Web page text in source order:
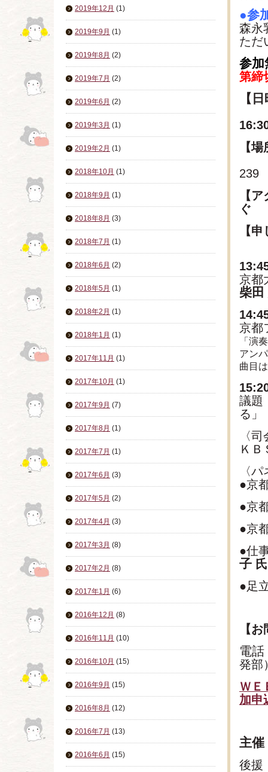
2019年12月 (1)
2019年9月 (1)
2019年8月 (2)
2019年7月 (2)
2019年6月 (2)
2019年3月 (1)
2019年2月 (1)
2018年10月 (1)
2018年9月 (1)
2018年8月 (3)
2018年7月 (1)
2018年6月 (2)
2018年5月 (1)
2018年2月 (1)
2018年1月 (1)
2017年11月 (1)
2017年10月 (1)
2017年9月 (7)
2017年8月 (1)
2017年7月 (1)
2017年6月 (3)
2017年5月 (2)
2017年4月 (3)
2017年3月 (8)
2017年2月 (8)
2017年1月 (6)
2016年12月 (8)
2016年11月 (10)
2016年10月 (15)
2016年9月 (15)
2016年8月 (12)
2016年7月 (13)
2016年6月 (15)
●参
森永
ただ
参加
第締
【
【
239
【
ぐ
【
京
柴田
京都
「演
アン
曲目
議題
る」
〈
Ｋ
〈
●京
●京
●京
●仕
子 氏
●
【
電
発部
ＷＥ
加申
主催
後援